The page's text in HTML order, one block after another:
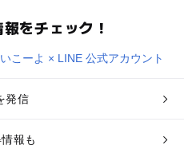
をチェック！
発信
報も